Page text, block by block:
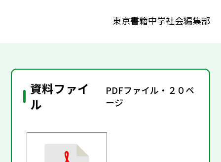
東京書籍中学社会編集部
資料ファイ
ル
PDFファイル・２０ペ
ージ